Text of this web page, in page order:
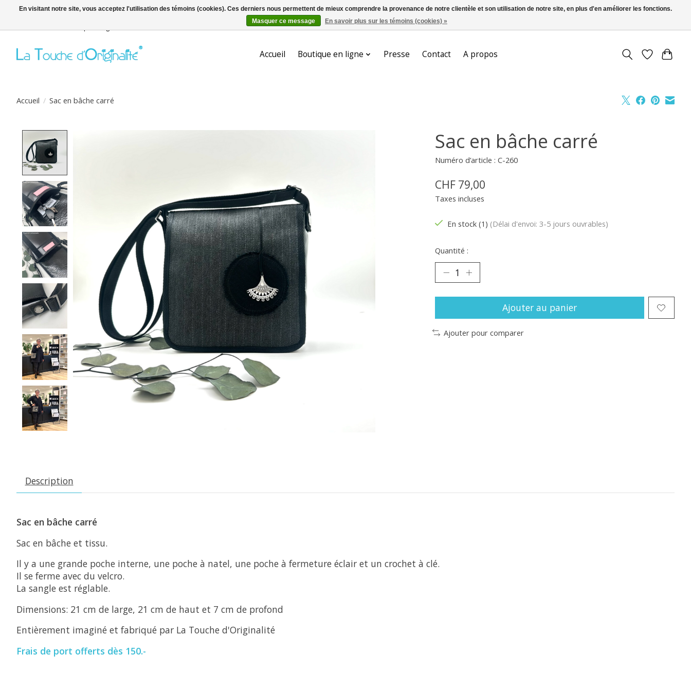
Accueil Boutique en ligne Presse Contact A propos
Accueil / Sac en bâche carré
Sac en bâche carré
Numéro d’article : C-260
CHF 79,00
Taxes incluses
En stock (1) (Délai d'envoi: 3-5 jours ouvrables)
Quantité :
Ajouter au panier
Ajouter pour comparer
Description
Sac en bâche carré
Sac en bâche et tissu.
Il y a une grande poche interne, une poche à natel, une poche à fermeture éclair et un crochet à clé.
Il se ferme avec du velcro.
La sangle est réglable.
Dimensions: 21 cm de large, 21 cm de haut et 7 cm de profond
Entièrement imaginé et fabriqué par La Touche d'Originalité
Frais de port offerts dès 150.-
En visitant notre site, vous acceptez l'utilisation des témoins (cookies). Ces derniers nous permettent de mieux comprendre la provenance de notre clientèle et son utilisation de notre site, en plus d'en améliorer les fonctions.
Masquer ce message
En savoir plus sur les témoins (cookies) »